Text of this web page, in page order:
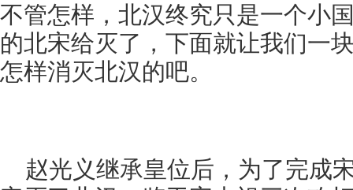
不管怎样，北汉终究只是一个小
的北宋给灭了，下面就让我们一
怎样消灭北汉的吧。
赵光义继承皇位后，为了完成